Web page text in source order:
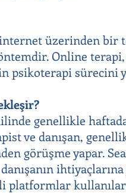
üzerinden
Online
psikoterapi sürecini
genellikle
ve danışan,
görüşme yapar.